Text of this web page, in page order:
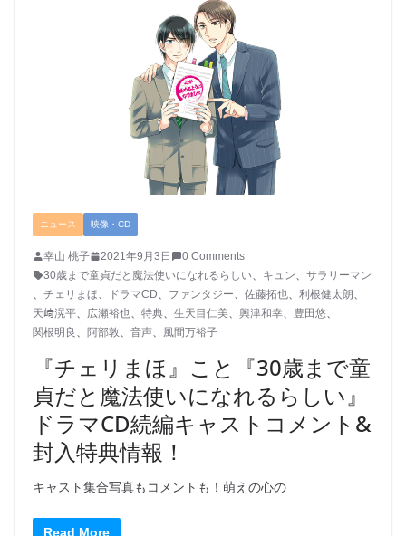
ニュース 映像・CD
幸山 桃子 2021年9月3日
0 Comments
30歳まで童貞だと魔法使いになれるらしい
キュン
サラリーマン
チェリまほ ドラマCD ファンタジー 佐藤拓也 利根健太朗
天﨑滉平
広瀬裕也 特典 生天目仁美 興津和幸 豊田悠
関根明良
阿部敦 音声 風間万裕子
『チェリまほ』こと『30歳まで童
貞だと魔法使いになれるらしい』
ドラマCD続編キャストコメント&
封入特典情報！
キャスト集合写真もコメントも！萌えの心の
Read More